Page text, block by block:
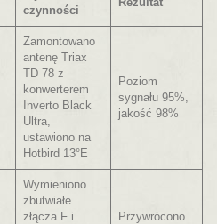
czynności
Zamontowano
antenę Triax
TD 78 z
konwerterem
Inverto Black
Ultra,
ustawiono na
Hotbird 13°E
Poziom
sygnału 95%,
jakość 98%
Wymieniono
zbutwiałe
złącza F i
Przywrócono